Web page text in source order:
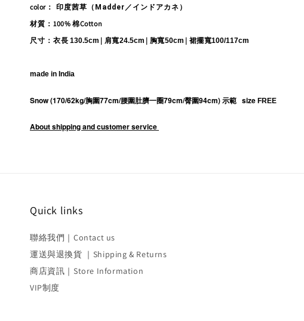
color ： 印度茜草（Madder／インドアカネ）
材質： 100% 棉Cotton
尺寸： 衣長 130.5cm | 肩寬24.5cm | 胸寬50cm | 裙擺寬100/117cm
made in India
Snow (170/62kg/胸圍77cm/腰圍肚臍一圈79cm/臀圍94cm) 示範   size FREE
About shipping and customer service
Quick links
聯絡我們｜Contact us
運送與退換貨 ｜Shipping & Returns
商店資訊｜Store Information
VIP制度